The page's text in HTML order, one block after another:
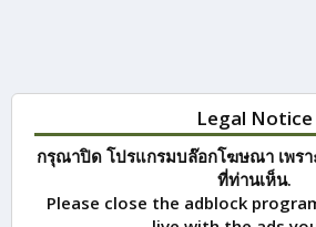
Legal Notice
กรุณาปิด โปรแกรมบล๊อกโฆษณา เพร
ที่ท่านเห็น.
Please close the adblock